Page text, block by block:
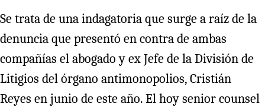
Se trata de una indagatoria que surge a raíz de la
denuncia que presentó en contra de ambas
compañías el abogado y ex Jefe de la División de
Litigios del órgano antimonopolios, Cristián
Reyes en junio de este año. El hoy senior counsel